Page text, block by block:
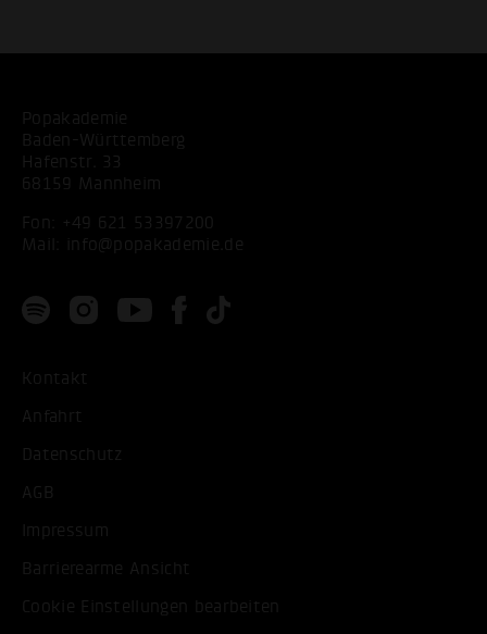
Popakademie
Baden-Württemberg
Hafenstr. 33
68159 Mannheim
Fon:
+49 621 53397200
Mail:
info@popakademie.de
Kontakt
Anfahrt
Datenschutz
AGB
Impressum
Barrierearme Ansicht
Cookie Einstellungen bearbeiten